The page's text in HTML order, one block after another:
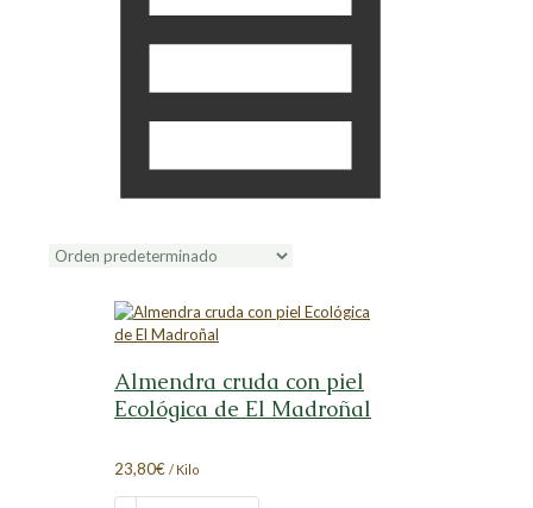
Almendra cruda con piel
Ecológica de El Madroñal
23,80€ / Kilo